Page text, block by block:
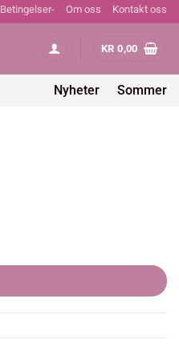
Betingelser- Om oss Kontakt oss
KR 0,00
Nyheter Sommer